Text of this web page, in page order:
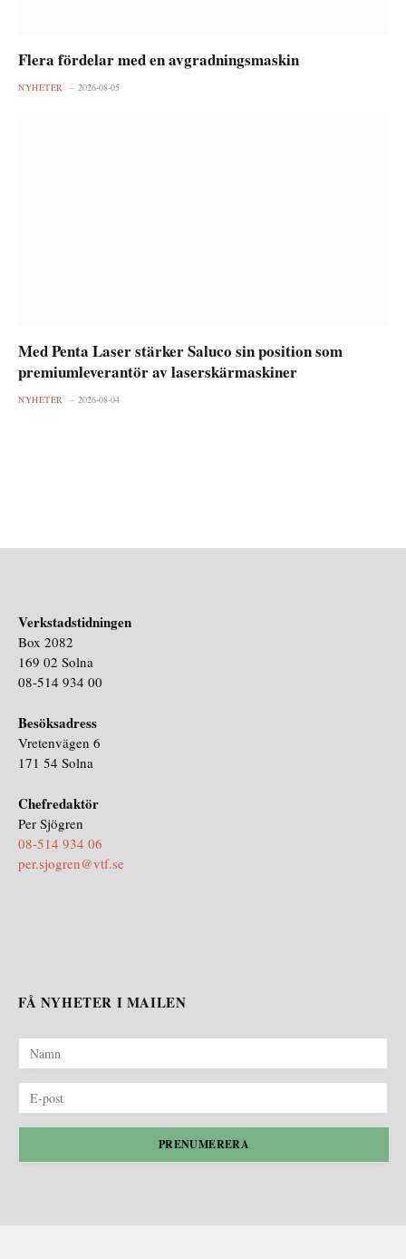
Flera fördelar med en avgradningsmaskin
NYHETER 2026-08-05
Med Penta Laser stärker Saluco sin position som
premiumleverantör av laserskärmaskiner
NYHETER 2026-08-04
Verkstadstidningen
Box 2082
169 02 Solna
08-514 934 00
Besöksadress
Vretenvägen 6
171 54 Solna
Chefredaktör
Per Sjögren
08-514 934 06
per.sjogren@vtf.se
FÅ NYHETER I MAILEN
PRENUMERERA